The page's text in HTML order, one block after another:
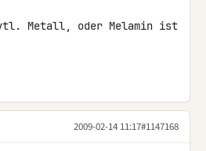
Metall, oder Melamin ist
2009-02-14 11:17#1147168